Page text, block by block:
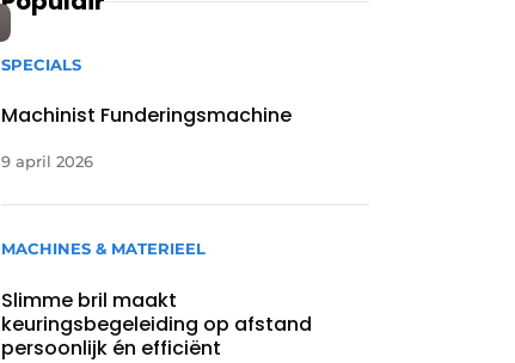
SPECIALS
Machinist Funderingsmachine
9 april 2026
MACHINES & MATERIEEL
Slimme bril maakt
keuringsbegeleiding op afstand
persoonlijk én efficiënt